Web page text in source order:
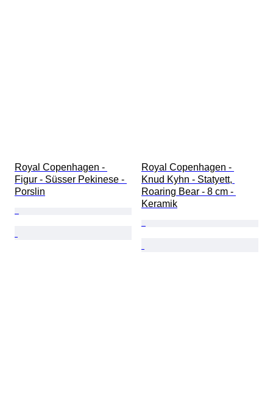
Royal Copenhagen -
Figur - Süsser Pekinese -
Porslin
Royal Copenhagen -
Knud Kyhn - Statyett,
Roaring Bear - 8 cm -
Keramik